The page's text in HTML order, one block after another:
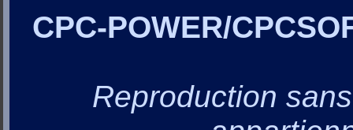
CPC-POWER/
Reproduction